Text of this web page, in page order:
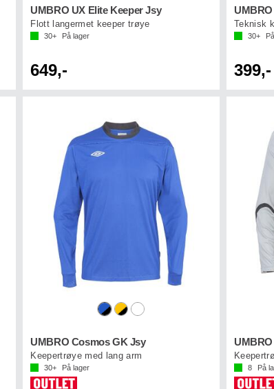
UMBRO UX Elite Keeper Jsy
Flott langermet keeper trøye
30+ På lager
649,-
Teknisk
30+
399,-
UMBRO Cosmos GK Jsy
Keepertrøye med lang arm
30+ På lager 8 På